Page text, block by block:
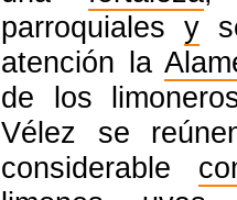
parroquiales y
atención la
de los
Vélez se
considerable